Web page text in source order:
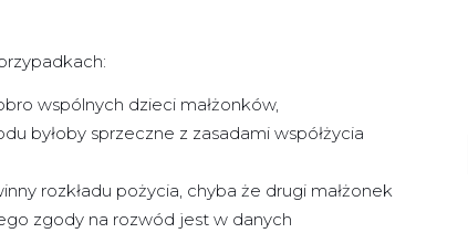
wspólnych dzieci małżonków,
byłoby sprzeczne z zasadami współżycia
rozkładu pożycia, chyba że drugi małżonek
zgody na rozwód jest w danych